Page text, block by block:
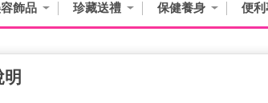
飾品 珍藏送禮 保健養身 便